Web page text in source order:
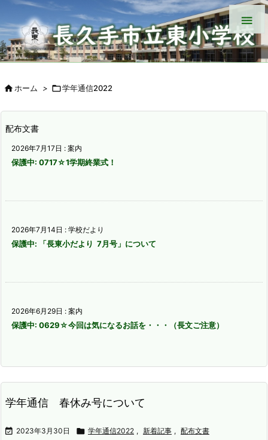

ホーム > 学年通信2022
配布文書
2026年7月17日 : 案内
保護中: 0717☆1学期終業式！
2026年7月14日 : 学校だより
保護中: 「長東小だより 7月号」について
2026年6月29日 : 案内
保護中: 0629☆今回は気になるお話を・・・（長文ご注意）
学年通信 春休み号について
 2023年3月30日  学年通信2022 , 新着記事 , 配布文書